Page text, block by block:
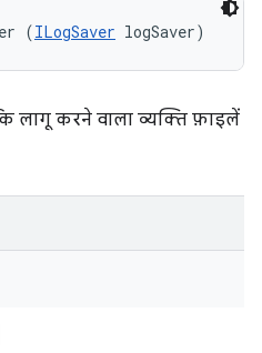
(ILogSaver logSaver)
लागू करने वाला व्यक्ति फ़ाइलें